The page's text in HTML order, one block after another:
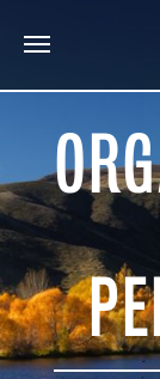
INVESTIDOR
MEDIA
CARREIRAS